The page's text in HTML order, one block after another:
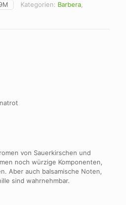
Kategorien: Barbera
von Sauerkirschen und
noch würzige Komponenten,
Aber auch balsamische Noten,
sind wahrnehmbar.